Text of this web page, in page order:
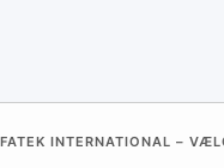
INTERNATIONAL –